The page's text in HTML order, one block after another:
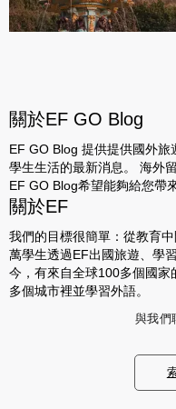
關於EF GO Blog
EF GO Blog 提供提供國外
學生生活的最新消息。 海外
EF GO Blog希望能夠給您帶
關於EF
我們的目標很簡單：從教育
萬學生透過EF出國旅遊、學
今，有來自全球100多個國
多個城市裡並學習外語。
與我們